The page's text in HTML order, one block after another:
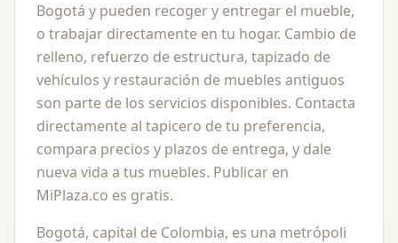
Bogotá y pueden recoger y entregar el mueble,
o trabajar directamente en tu hogar. Cambio de
relleno, refuerzo de estructura, tapizado de
vehículos y restauración de muebles antiguos
son parte de los servicios disponibles. Contacta
directamente al tapicero de tu preferencia,
compara precios y plazos de entrega, y dale
nueva vida a tus muebles. Publicar en
MiPlaza.co es gratis.
Bogotá, capital de Colombia, es una metrópoli